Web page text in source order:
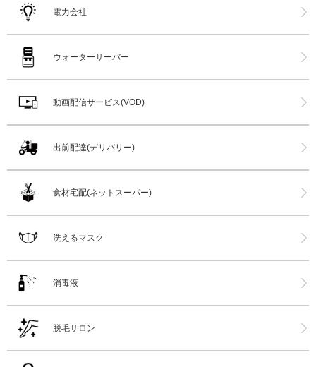
電力会社
ウォーターサーバー
動画配信サービス(VOD)
出前配達(デリバリー)
食材宅配(ネットスーパー)
洗えるマスク
消毒液
脱毛サロン